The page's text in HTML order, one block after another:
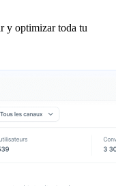
y optimizar toda tu